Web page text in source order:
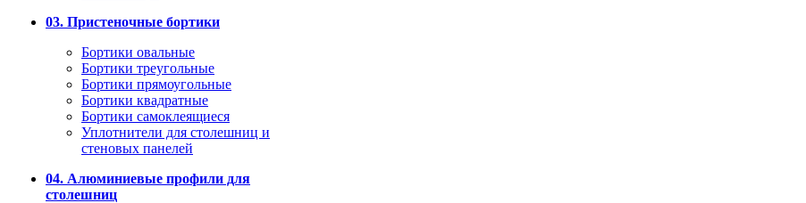
03. Пристеночные бортики
Бортики овальные
Бортики треугольные
Бортики прямоугольные
Бортики квадратные
Бортики самоклеящиеся
Уплотнители для столешниц и
стеновых панелей
04. Алюминиевые профили для
столешниц